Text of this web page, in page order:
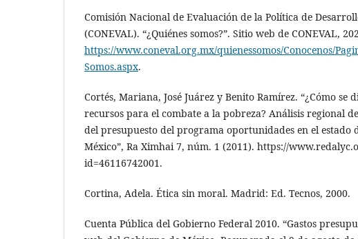
Comisión Nacional de Evaluación de la Política de
(CONEVAL). “¿Quiénes somos?”. Sitio web de CONEVAL,
https://www.coneval.org.mx/quienessomos/Conocenos​/
Somos.aspx.
Cortés, Mariana, José Juárez y Benito Ramírez. “¿Cómo se
recursos para el combate a la pobreza? Análisis regional
del presupuesto del programa oportunidades en el estado
México”, Ra Ximhai 7, núm. 1 (2011). https://
id=46116742001.
Cortina, Adela. Ética sin moral. Madrid: Ed. Tecnos, 2000.
Cuenta Pública del Gobierno Federal 2010. “Gastos